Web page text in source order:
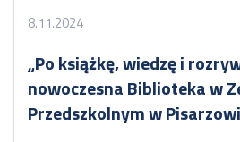
8.11.2024
„Po książkę, wiedzę i
nowoczesna Biblioteka w
Przedszkolnym w